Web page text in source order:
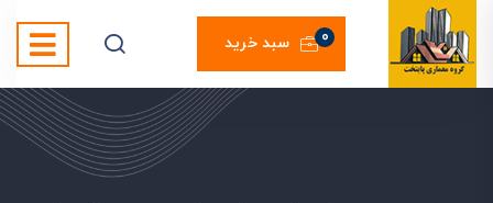
سبد خرید 0